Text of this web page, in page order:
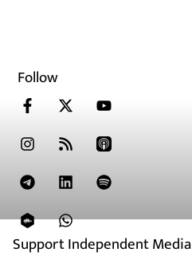
Support Independent Media
Follow